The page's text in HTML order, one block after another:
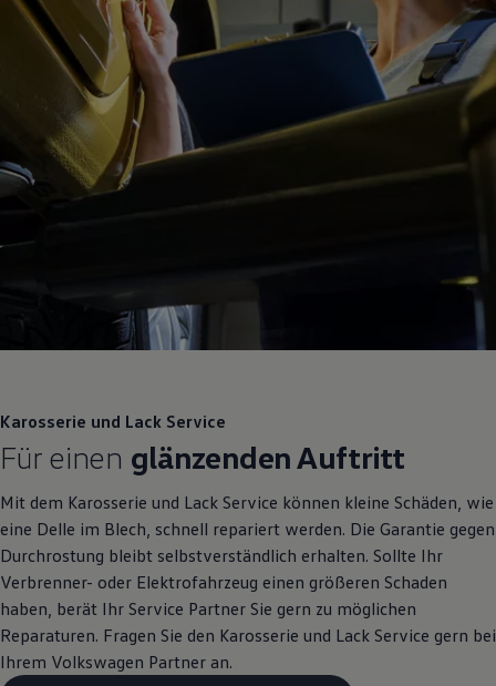
Karosserie und Lack Service
Für einen glänzenden Auftritt
Mit dem Karosserie und Lack Service können kleine Schäden, wie
eine Delle im Blech, schnell repariert werden. Die Garantie gegen
Durchrostung bleibt selbstverständlich erhalten. Sollte Ihr
Verbrenner- oder Elektrofahrzeug einen größeren Schaden
haben, berät Ihr Service Partner Sie gern zu möglichen
Reparaturen. Fragen Sie den Karosserie und Lack Service gern bei
Ihrem Volkswagen Partner an.